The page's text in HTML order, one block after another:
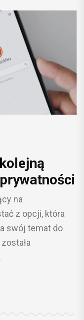
na
z opcji, która
swój temat do